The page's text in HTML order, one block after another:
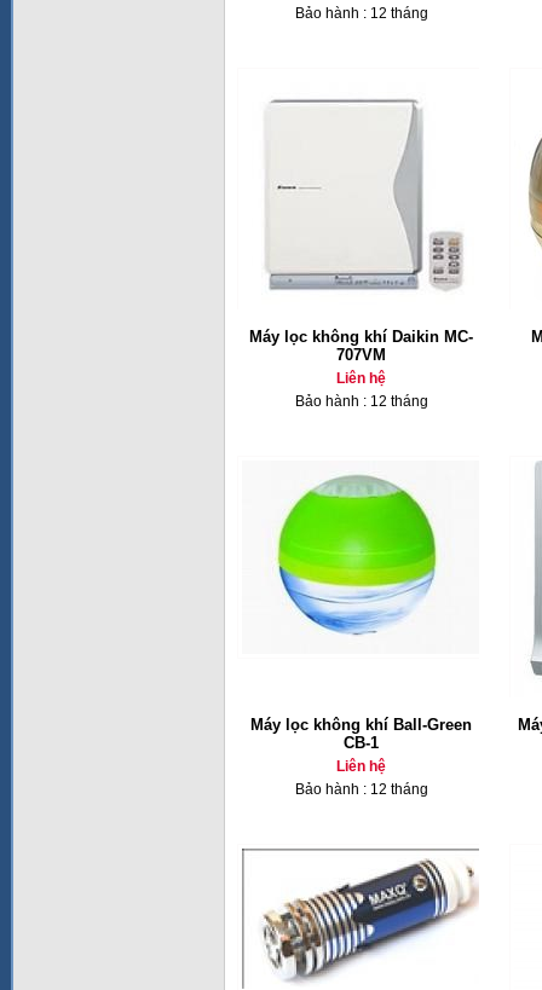
Bảo hành : 12 tháng
Máy lọc không khí Daikin MC-
707VM
Liên hệ
Bảo hành : 12 tháng
Máy lọc không khí Ball-Green
CB-1
Liên hệ
Bảo hành : 12 tháng